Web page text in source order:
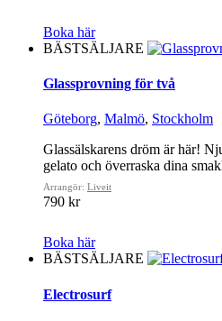
Boka här
BÄSTSÄLJARE
Glassprovning för två
Göteborg, Malmö, Stockholm
Glassälskarens dröm är här!
gelato och överraska dina
Arrangör: Liveit
790 kr
Boka här
BÄSTSÄLJARE
Electrosurf